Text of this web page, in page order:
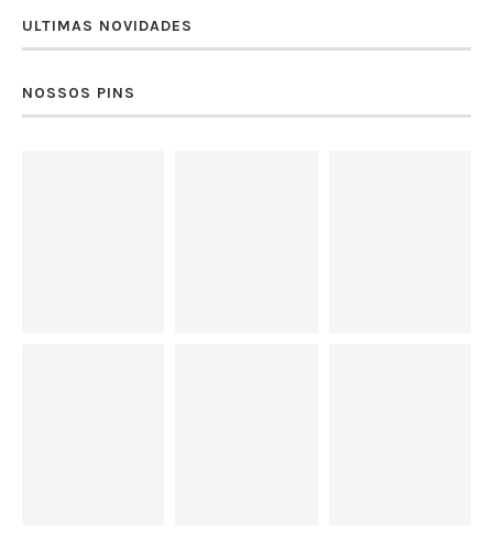
ULTIMAS NOVIDADES
NOSSOS PINS